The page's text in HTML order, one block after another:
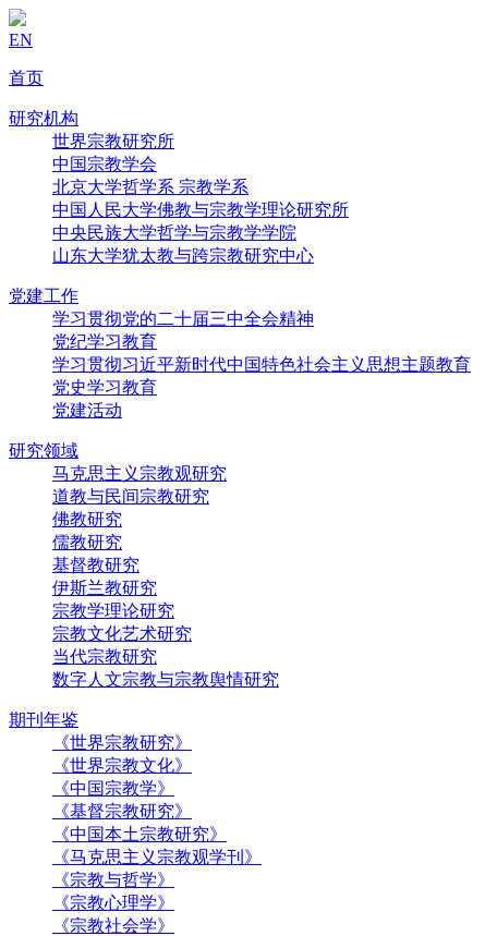
EN
首页
研究机构
世界宗教研究所
中国宗教学会
北京大学哲学系 宗教学系
中国人民大学佛教与宗教学理论研究所
中央民族大学哲学与宗教学学院
山东大学犹太教与跨宗教研究中心
党建工作
学习贯彻党的二十届三中全会精神
党纪学习教育
学习贯彻习近平新时代中国特色社会主义思想主题教育
党史学习教育
党建活动
研究领域
马克思主义宗教观研究
道教与民间宗教研究
佛教研究
儒教研究
基督教研究
伊斯兰教研究
宗教学理论研究
宗教文化艺术研究
当代宗教研究
数字人文宗教与宗教舆情研究
期刊年鉴
《世界宗教研究》
《世界宗教文化》
《中国宗教学》
《基督宗教研究》
《中国本土宗教研究》
《马克思主义宗教观学刊》
《宗教与哲学》
《宗教心理学》
《宗教社会学》